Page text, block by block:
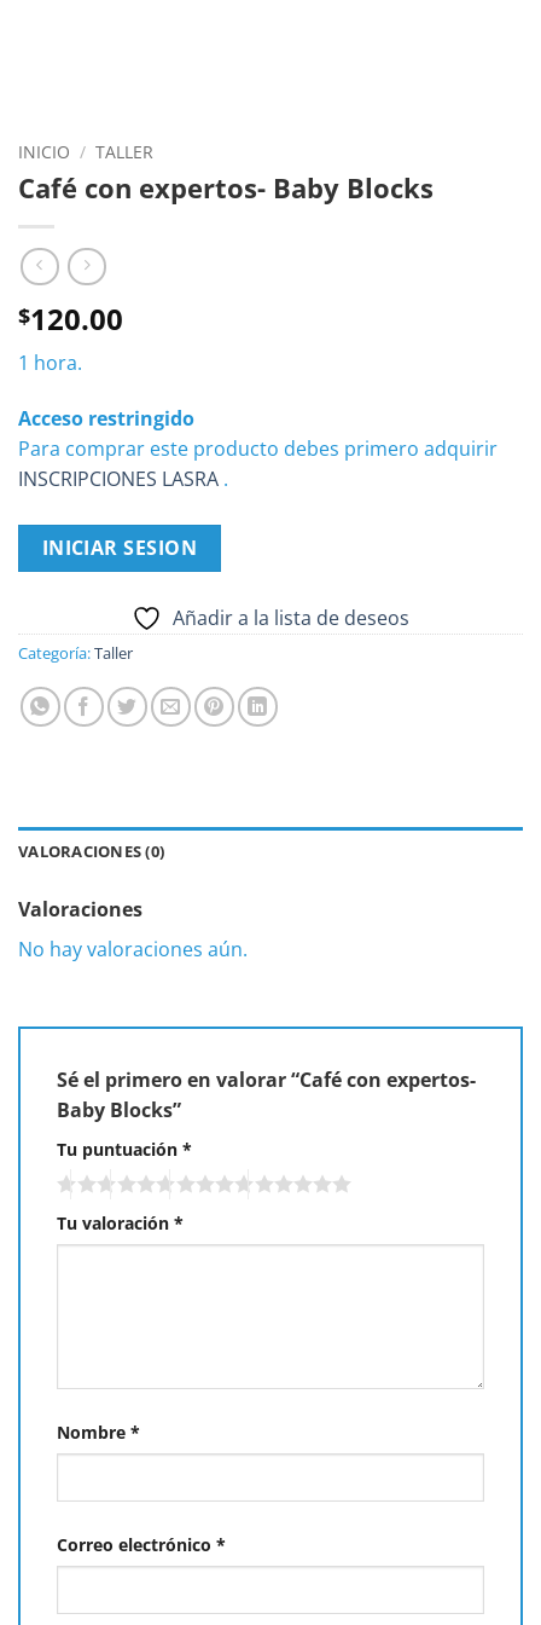
INICIO / TALLER
Café con expertos- Baby Blocks
$120.00
1 hora.
Acceso restringido
Para comprar este producto debes primero adquirir
INSCRIPCIONES LASRA .
INICIAR SESION
Añadir a la lista de deseos
Categoría:Taller
VALORACIONES (0)
Valoraciones
No hay valoraciones aún.
Sé el primero en valorar “Café con expertos-
Baby Blocks”
Tu puntuación *
Tu valoración *
Nombre *
Correo electrónico *